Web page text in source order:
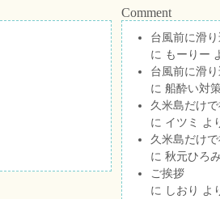
Comment
台風前に滑
に もーりー
台風前に滑
に 船酔い対
久米島だけ
に イツミ
よ
久米島だけ
に 秋元ひろ
ご挨拶
に しおり よ